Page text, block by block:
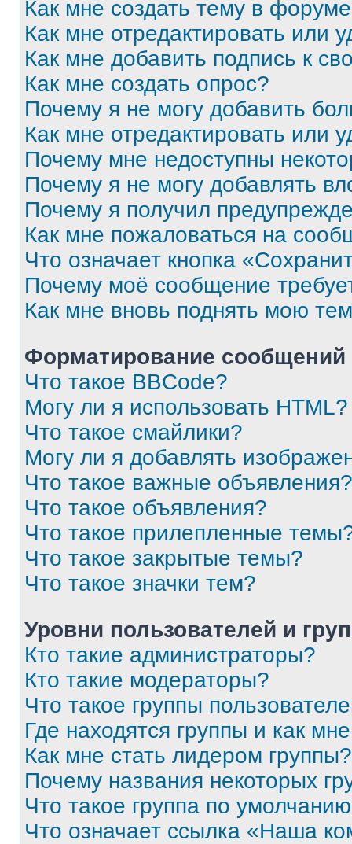
Как мне создать тему в
Как мне отредактировать или
Как мне добавить подпись к
Как мне создать опрос?
Почему я не могу добавить
Как мне отредактировать или
Почему мне недоступны
Почему я не могу добавлять
Почему я получил
Как мне пожаловаться на
Что означает кнопка
Почему моё сообщение
Как мне вновь поднять мою
Форматирование
Что такое BBCode?
Могу ли я использовать HTML?
Что такое смайлики?
Могу ли я добавлять
Что такое важные объявления?
Что такое объявления?
Что такое прилепленные
Что такое закрытые темы?
Что такое значки тем?
Уровни пользователей и
Кто такие администраторы?
Кто такие модераторы?
Что такое группы
Где находятся группы и как
Как мне стать лидером группы?
Почему названия некоторых
Что такое группа по
Что означает ссылка «Наша